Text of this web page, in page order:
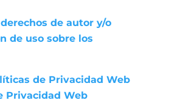
de autor y/o
de uso sobre los
de Privacidad Web
Privacidad Web